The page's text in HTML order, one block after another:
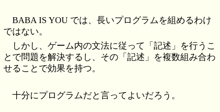
BABA IS YOU では、長いプログラムを組めるわけ
ではない。
しかし、ゲーム内の文法に従って「記述」を行うこ
とで問題を解決するし、その「記述」を複数組み合わ
せることで効果を持つ。
十分にプログラムだと言ってよいだろう。